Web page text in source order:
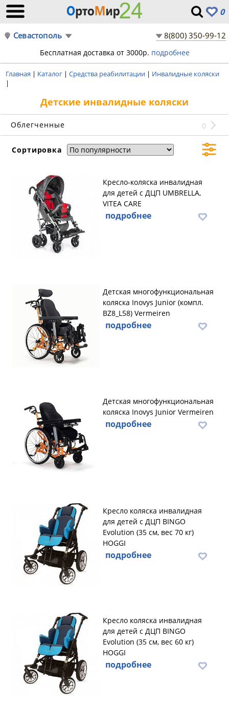
0
Севастополь 8(800) 350-99-12
Бесплатная доставка от 3000р. подробнее
Главная | Каталог | Средства реабилитации | Инвалидные коляски
|
Детские инвалидные коляски
Облегченные 0
Сортировка
Кресло-коляска инвалидная
для детей с ДЦП UMBRELLA,
VITEA CARE
подробнее
Детская многофункциональная
коляска Inovys Junior (компл.
BZ8_L58) Vermeiren
подробнее
Детская многофункциональная
коляска Inovys Junior Vermeiren
подробнее
Кресло коляска инвалидная
для детей с ДЦП BINGO
Evolution (35 см, вес 70 кг)
HOGGI
подробнее
Кресло коляска инвалидная
для детей с ДЦП BINGO
Evolution (35 см, вес 60 кг)
HOGGI
подробнее